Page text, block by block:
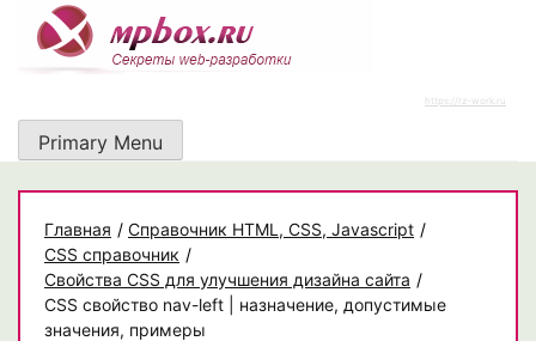
content
https://rz-work.ru
Primary Menu
Главная / Cправочник HTML, CSS, Javascript /
CSS справочник /
Свойства CSS для улучшения дизайна сайта /
CSS свойство nav-left | назначение, допустимые
значения, примеры